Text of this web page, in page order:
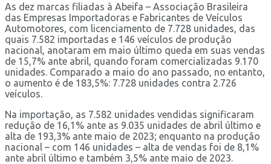
As dez marcas filiadas à Abeifa – Associação Brasileira
das Empresas Importadoras e Fabricantes de Veículos
Automotores, com licenciamento de 7.728 unidades, das
quais 7.582 importadas e 146 veículos de produção
nacional, anotaram em maio último queda em suas vendas
de 15,7% ante abril, quando foram comercializadas 9.170
unidades. Comparado a maio do ano passado, no entanto,
o aumento é de 183,5%: 7.728 unidades contra 2.726
veículos.
Na importação, as 7.582 unidades vendidas significaram
redução de 16,1% ante as 9.035 unidades de abril último e
alta de 193,3% ante maio de 2023; enquanto na produção
nacional – com 146 unidades – alta de vendas foi de 8,1%
ante abril último e também 3,5% ante maio de 2023.